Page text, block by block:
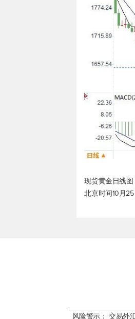
现货黄金日线图
北京时间10月
风险警示： 交易外